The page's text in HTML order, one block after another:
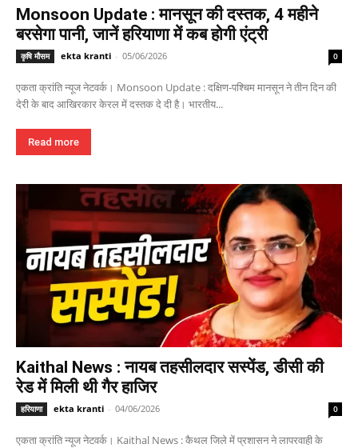
Monsoon Update : मानसून की दस्तक, 4 महीने
बरसेगा पानी, जानें हरियाणा में कब होगी एंट्री
कृषि मौसम ekta kranti - 05/06/2026 0
एकता क्रांति न्यूज नेटवर्क। Monsoon Update : दक्षिण-पश्चिम मानसून ने तीन दिन की
देरी के बाद आखिरकार केरल में दस्तक दे दी है। भारतीय...
Read more
Kaithal News : नायब तहसीलदार सस्पेंड, डीसी की
रेड में मिली थी गैर हाजिर
हरियाणा ekta kranti - 04/06/2026 0
एकता क्रांति न्यूज नेटवर्क। Kaithal News : कैथल जिले में प्रशासन ने लापरवाही के